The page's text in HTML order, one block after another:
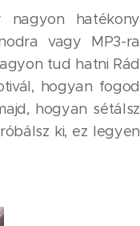
nagyon hatékony
vagy MP3-ra
tud hatni Rád
hogyan fogod
hogyan sétálsz
ki, ez legyen